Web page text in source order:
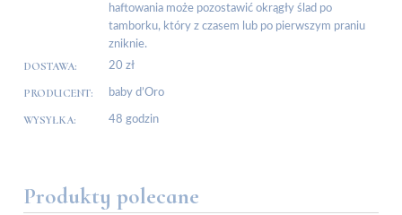
haftowania może pozostawić okrągły ślad po
tamborku, który z czasem lub po pierwszym praniu
zniknie.
DOSTAWA: 20 zł
PRODUCENT: baby d’Oro
WYSYŁKA: 48 godzin
Produkty polecane